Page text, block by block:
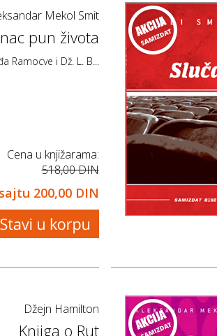
Mekol Smit
pun života
Ramocve i Dž. L. B...
Cena u knjižarama:
518,00 DIN
200,00 DIN
Džejn Hamilton
Knjiga o Rut